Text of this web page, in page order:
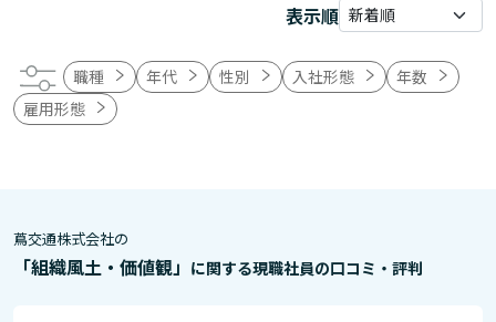
表示順
職種 年代 性別 入社形態
年数
雇用形態
蔦交通株式会社の
「組織風土・価値観」 に関する現職社員の口コミ・評判